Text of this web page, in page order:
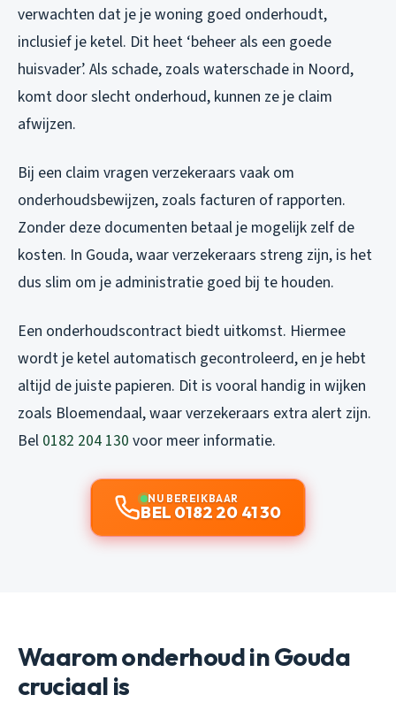
verwachten dat je je woning goed onderhoudt,
inclusief je ketel. Dit heet ‘beheer als een goede
huisvader’. Als schade, zoals waterschade in Noord,
komt door slecht onderhoud, kunnen ze je claim
afwijzen.
Bij een claim vragen verzekeraars vaak om
onderhoudsbewijzen, zoals facturen of rapporten.
Zonder deze documenten betaal je mogelijk zelf de
kosten. In Gouda, waar verzekeraars streng zijn, is het
dus slim om je administratie goed bij te houden.
Een onderhoudscontract biedt uitkomst. Hiermee
wordt je ketel automatisch gecontroleerd, en je hebt
altijd de juiste papieren. Dit is vooral handig in wijken
zoals Bloemendaal, waar verzekeraars extra alert zijn.
Bel 0182 204 130 voor meer informatie.
NU BEREIKBAAR
BEL 0182 20 41 30
Waarom onderhoud in Gouda
cruciaal is